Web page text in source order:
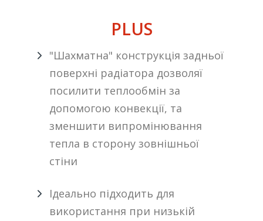
PLUS
"Шахматна" конструкція задньої
поверхні радіатора дозволяї
посилити теплообмін за
допомогою конвекції, та
зменшити випромінювання
тепла в сторону зовнішньої
стіни
Ідеально підходить для
використання при низькій